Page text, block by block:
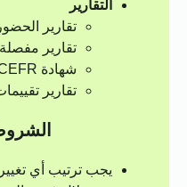
التقارير
تقارير
تقارير
شهادة CEFR معترف بها عالميًا
تقارير
يجب ترتيب أي